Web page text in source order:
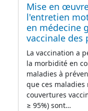
Mise en
l'entretien
en médecine
vaccinale des
La vaccination a
la morbidité en
maladies à
que ces
couvertures
≥ 95%) sont…